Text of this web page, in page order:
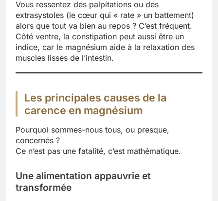
Vous ressentez des palpitations ou des
extrasystoles (le cœur qui « rate » un battement)
alors que tout va bien au repos ? C’est fréquent.
Côté ventre, la constipation peut aussi être un
indice, car le magnésium aide à la relaxation des
muscles lisses de l’intestin.
Les principales causes de la
carence en magnésium
Pourquoi sommes-nous tous, ou presque,
concernés ?
Ce n’est pas une fatalité, c’est mathématique.
Une alimentation appauvrie et
transformée